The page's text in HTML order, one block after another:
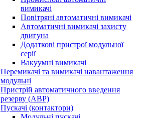
вимикачі
Повітряні автоматичні вимикачі
Автоматичні вимикачі захисту
двигуна
Додаткові пристрої модульної
серії
Вакуумні вимикачі
Перемикачі та вимикачі навантаження
модульні
Пристрій автоматичного введення
резерву (АВР)
Пускачі (контактори)